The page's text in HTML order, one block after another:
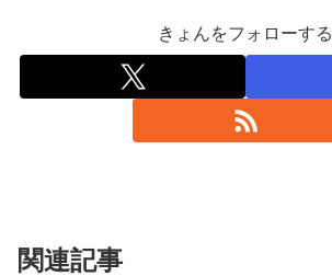
きょんをフォローする
関連記事